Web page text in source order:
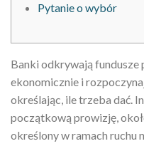
Pytanie o wybór
Banki odkrywają fundusze
ekonomicznie i
określając, ile trzeba dać.
początkową prowizję,
określony w ramach ruchu